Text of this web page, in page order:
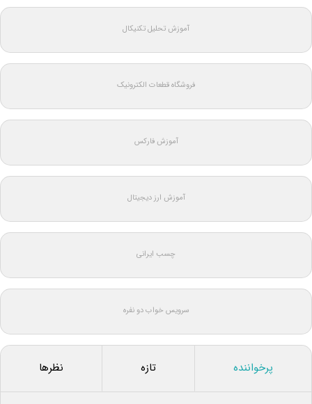
آموزش تحلیل تکنیکال
فروشگاه قطعات الکترونیک
آموزش فارکس
آموزش ارز دیجیتال
چسب ایرانی
سرویس خواب دو نفره
پرخواننده تازه نظرها